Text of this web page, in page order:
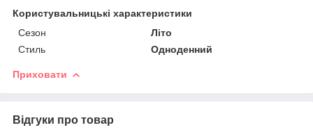
Користувальницькі характеристики
Сезон
Літо
Стиль
Одноденний
Приховати
Відгуки про товар